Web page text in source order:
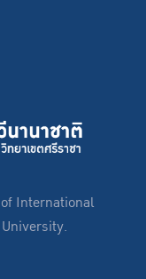
International